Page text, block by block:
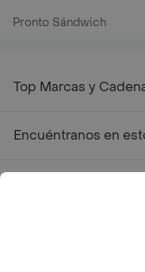
Pronto Sándwich
Top Marcas y
Encuéntranos en